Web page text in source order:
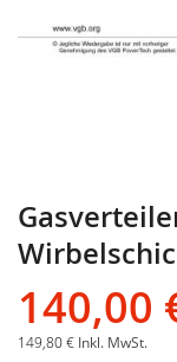
140,00
149,80 € Inkl. MwSt.